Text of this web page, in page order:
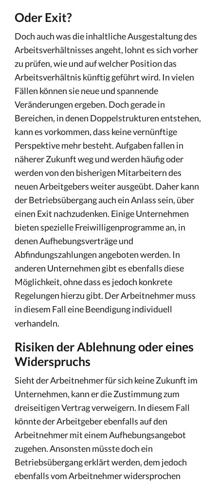
Oder Exit?
Doch auch was die inhaltliche Ausgestaltung des
Arbeitsverhältnisses angeht, lohnt es sich vorher
zu prüfen, wie und auf welcher Position das
Arbeitsverhältnis künftig geführt wird. In vielen
Fällen können sie neue und spannende
Veränderungen ergeben. Doch gerade in
Bereichen, in denen Doppelstrukturen entstehen,
kann es vorkommen, dass keine vernünftige
Perspektive mehr besteht. Aufgaben fallen in
näherer Zukunft weg und werden häufig oder
werden von den bisherigen Mitarbeitern des
neuen Arbeitgebers weiter ausgeübt. Daher kann
der Betriebsübergang auch ein Anlass sein, über
einen Exit nachzudenken. Einige Unternehmen
bieten spezielle Freiwilligenprogramme an, in
denen Aufhebungsverträge und
Abfindungszahlungen angeboten werden. In
anderen Unternehmen gibt es ebenfalls diese
Möglichkeit, ohne dass es jedoch konkrete
Regelungen hierzu gibt. Der Arbeitnehmer muss
in diesem Fall eine Beendigung individuell
verhandeln.
Risiken der Ablehnung oder eines
Widerspruchs
Sieht der Arbeitnehmer für sich keine Zukunft im
Unternehmen, kann er die Zustimmung zum
dreiseitigen Vertrag verweigern. In diesem Fall
könnte der Arbeitgeber ebenfalls auf den
Arbeitnehmer mit einem Aufhebungsangebot
zugehen. Ansonsten müsste doch ein
Betriebsübergang erklärt werden, dem jedoch
ebenfalls vom Arbeitnehmer widersprochen